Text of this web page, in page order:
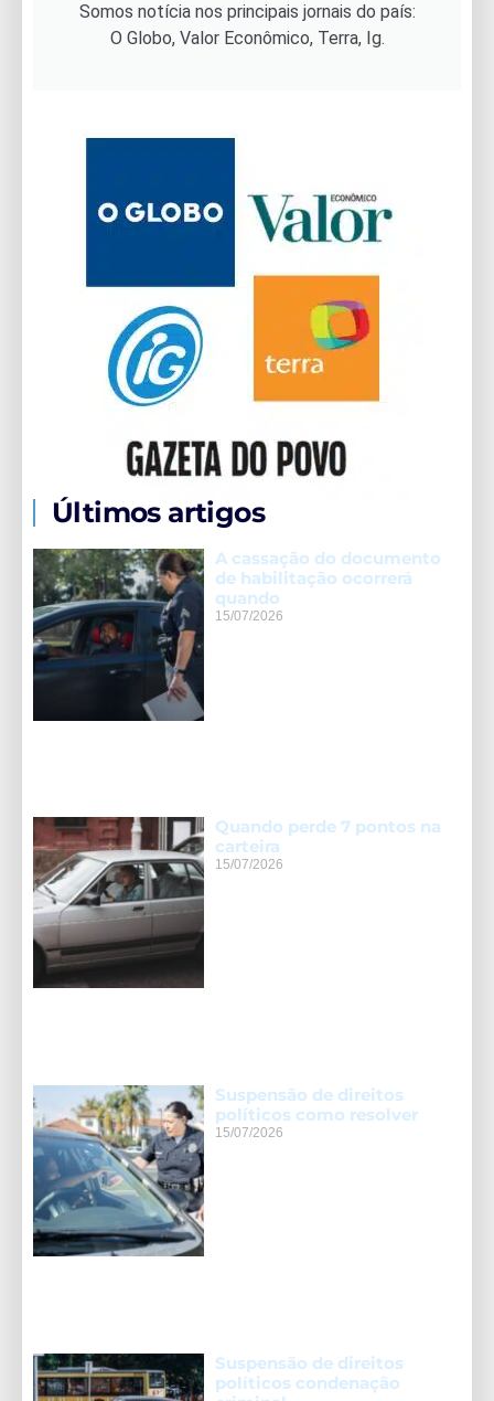
Somos notícia nos principais jornais do país:
O Globo, Valor Econômico, Terra, Ig.
Últimos artigos
A cassação do documento
de habilitação ocorrerá
quando
15/07/2026
Quando perde 7 pontos na
carteira
15/07/2026
Suspensão de direitos
políticos como resolver
15/07/2026
Suspensão de direitos
políticos condenação